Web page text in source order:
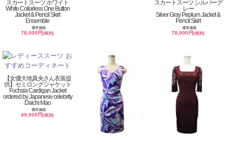
スカートスーツ ホワイト
White Collarless One Button
Jacket & Pencil Skirt
Ensemble
通常価格
78,000円(税別)
スカートスーツ シルバーグ
レー
Silver Gray Peplum Jacket &
Pencil Skirt
通常価格
78,000円(税別)
【女優大地真央さん衣装提
供】セミロングジャケット
Fuchsia Cardigan Jacket
ordered by Japanese celebrity
Daichi Mao
通常価格
49,000円(税別)